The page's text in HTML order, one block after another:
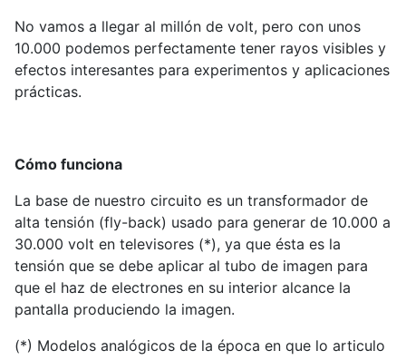
No vamos a llegar al millón de volt, pero con unos
10.000 podemos perfectamente tener rayos visibles y
efectos interesantes para experimentos y aplicaciones
prácticas.
Cómo funciona
La base de nuestro circuito es un transformador de
alta tensión (fly-back) usado para generar de 10.000 a
30.000 volt en televisores (*), ya que ésta es la
tensión que se debe aplicar al tubo de imagen para
que el haz de electrones en su interior alcance la
pantalla produciendo la imagen.
(*) Modelos analógicos de la época en que lo articulo